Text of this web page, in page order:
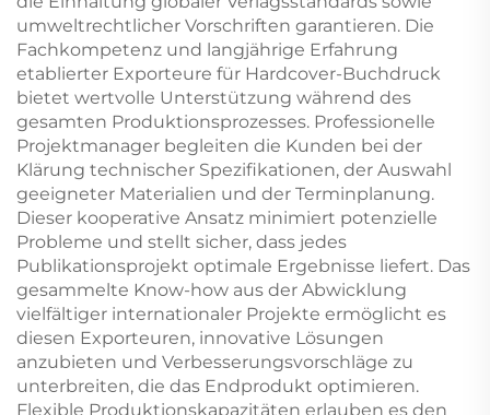
umweltrechtlicher Vorschriften garantieren. Die
Fachkompetenz und langjährige Erfahrung
etablierter Exporteure für Hardcover-Buchdruck
bietet wertvolle Unterstützung während des
gesamten Produktionsprozesses. Professionelle
Projektmanager begleiten die Kunden bei der
Klärung technischer Spezifikationen, der Auswahl
geeigneter Materialien und der Terminplanung.
Dieser kooperative Ansatz minimiert potenzielle
Probleme und stellt sicher, dass jedes
Publikationsprojekt optimale Ergebnisse liefert. Das
gesammelte Know-how aus der Abwicklung
vielfältiger internationaler Projekte ermöglicht es
diesen Exporteuren, innovative Lösungen
anzubieten und Verbesserungsvorschläge zu
unterbreiten, die das Endprodukt optimieren.
Flexible Produktionskapazitäten erlauben es den